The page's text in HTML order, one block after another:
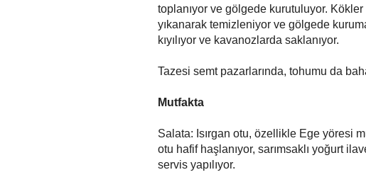
toplanıyor ve gölgede kurutuluyor.
yıkanarak temizleniyor ve gölgede
kıyılıyor ve kavanozlarda saklanıyor.
Tazesi semt pazarlarında, tohumu da
Mutfakta
Salata: Isırgan otu, özellikle Ege yöresi
otu hafif haşlanıyor, sarımsaklı yoğurt
servis yapılıyor.